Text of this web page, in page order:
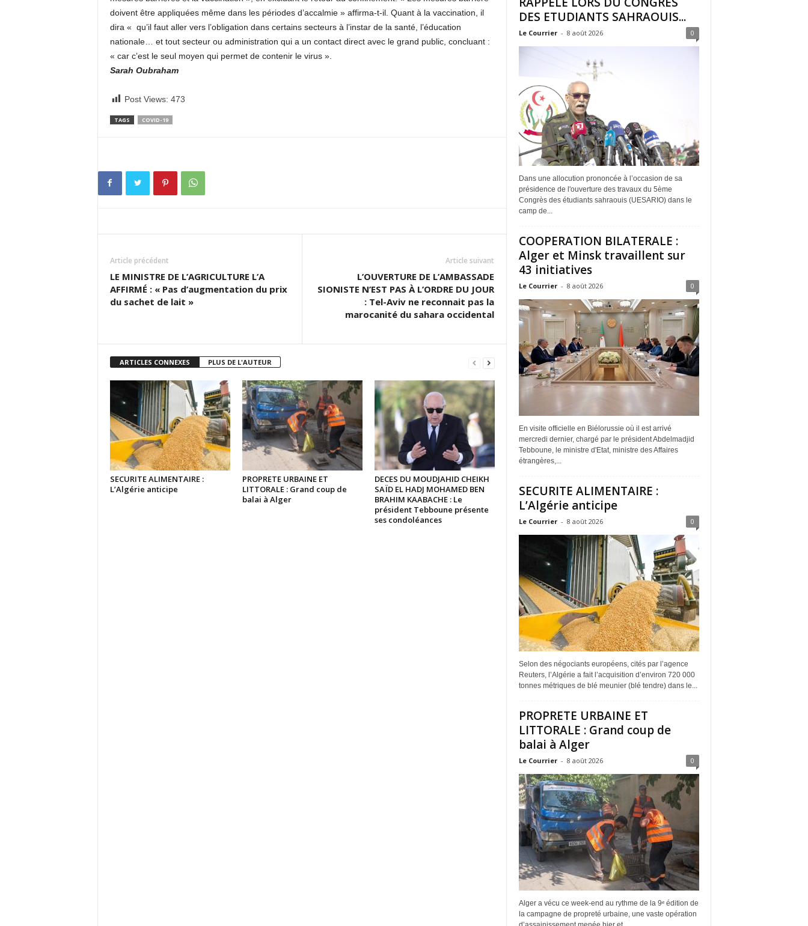
doivent être appliquées même dans les périodes d’accalmie » affirma-t-il. Quant à la vaccination, il
dira « qu’il faut aller vers l’obligation dans certains secteurs à l’instar de la santé, l’éducation
nationale… et tout secteur ou administration qui a un contact direct avec le grand public, concluant :
« car c’est le seul moyen qui permet de contenir le virus ».
Sarah Oubraham
Post Views: 473
TAGS COVID-19
Article précédent
LE MINISTRE DE L’AGRICULTURE L’A
AFFIRMÉ : « Pas d’augmentation du prix
du sachet de lait »
Article suivant
L’OUVERTURE DE L’AMBASSADE
SIONISTE N’EST PAS À L’ORDRE DU JOUR
: Tel-Aviv ne reconnait pas la
marocanité du sahara occidental
ARTICLES CONNEXES PLUS DE L'AUTEUR
SECURITE ALIMENTAIRE :
L’Algérie anticipe
PROPRETE URBAINE ET
LITTORALE : Grand coup de
balai à Alger
DECES DU MOUDJAHID CHEIKH
SAÏD EL HADJ MOHAMED BEN
BRAHIM KAABACHE : Le
président Tebboune présente
ses condoléances
DES ETUDIANTS SAHRAOUIS...
Le Courrier - 8 août 2026 0
Dans une allocution prononcée à l’occasion de sa
présidence de l'ouverture des travaux du 5ème
Congrès des étudiants sahraouis (UESARIO) dans le
camp de...
COOPERATION BILATERALE :
Alger et Minsk travaillent sur
43 initiatives
Le Courrier - 8 août 2026 0
En visite officielle en Biélorussie où il est arrivé
mercredi dernier, chargé par le président Abdelmadjid
Tebboune, le ministre d'Etat, ministre des Affaires
étrangères,...
SECURITE ALIMENTAIRE :
L’Algérie anticipe
Le Courrier - 8 août 2026 0
Selon des négociants européens, cités par l’agence
Reuters, l’Algérie a fait l’acquisition d’environ 720 000
tonnes métriques de blé meunier (blé tendre) dans le...
PROPRETE URBAINE ET
LITTORALE : Grand coup de
balai à Alger
Le Courrier - 8 août 2026 0
Alger a vécu ce week-end au rythme de la 9ᵉ édition de
la campagne de propreté urbaine, une vaste opération